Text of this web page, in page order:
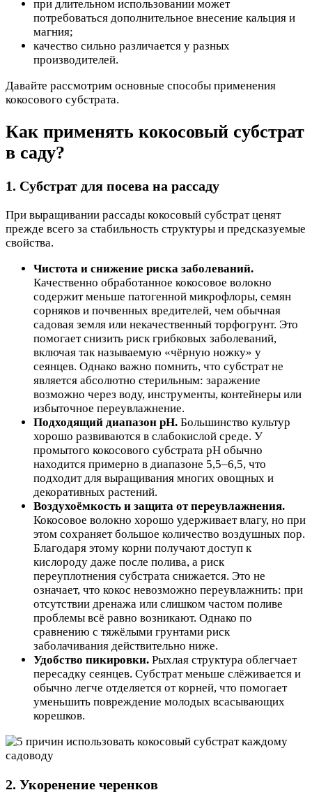
при длительном использовании может
потребоваться дополнительное внесение кальция и
магния;
качество сильно различается у разных
производителей.
Давайте рассмотрим основные способы применения
кокосового субстрата.
Как применять кокосовый субстрат
в саду?
1. Субстрат для посева на рассаду
При выращивании рассады кокосовый субстрат ценят
прежде всего за стабильность структуры и предсказуемые
свойства.
Чистота и снижение риска заболеваний.
Качественно обработанное кокосовое волокно
содержит меньше патогенной микрофлоры, семян
сорняков и почвенных вредителей, чем обычная
садовая земля или некачественный торфогрунт. Это
помогает снизить риск грибковых заболеваний,
включая так называемую «чёрную ножку» у
сеянцев. Однако важно помнить, что субстрат не
является абсолютно стерильным: заражение
возможно через воду, инструменты, контейнеры или
избыточное переувлажнение.
Подходящий диапазон pH. Большинство культур
хорошо развиваются в слабокислой среде. У
промытого кокосового субстрата pH обычно
находится примерно в диапазоне 5,5–6,5, что
подходит для выращивания многих овощных и
декоративных растений.
Воздухоёмкость и защита от переувлажнения.
Кокосовое волокно хорошо удерживает влагу, но при
этом сохраняет большое количество воздушных пор.
Благодаря этому корни получают доступ к
кислороду даже после полива, а риск
переуплотнения субстрата снижается. Это не
означает, что кокос невозможно переувлажнить: при
отсутствии дренажа или слишком частом поливе
проблемы всё равно возникают. Однако по
сравнению с тяжёлыми грунтами риск
заболачивания действительно ниже.
Удобство пикировки. Рыхлая структура облегчает
пересадку сеянцев. Субстрат меньше слёживается и
обычно легче отделяется от корней, что помогает
уменьшить повреждение молодых всасывающих
корешков.
2. Укоренение черенков